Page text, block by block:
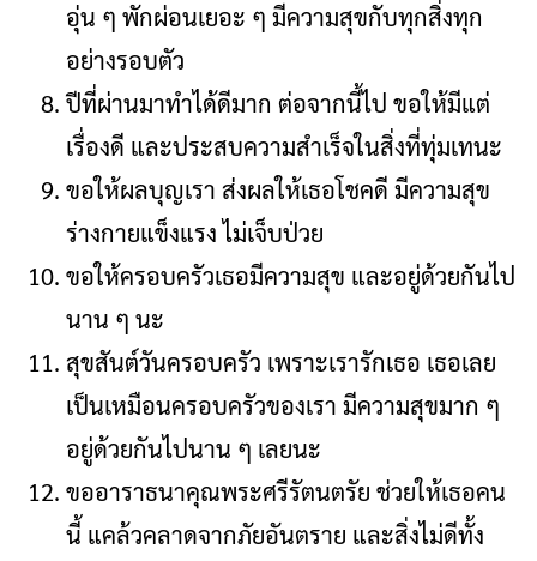
อุ่น ๆ พักผ่อนเยอะ ๆ มีความสุขกับทุกสิ่งทุก
อย่างรอบตัว
ปีที่ผ่านมาทำได้ดีมาก ต่อจากนี้ไป ขอให้มีแต่
เรื่องดี และประสบความสำเร็จในสิ่งที่ทุ่มเทนะ
ขอให้ผลบุญเรา ส่งผลให้เธอโชคดี มีความสุข
ร่างกายแข็งแรง ไม่เจ็บป่วย
ขอให้ครอบครัวเธอมีความสุข และอยู่ด้วยกันไป
นาน ๆ นะ
สุขสันต์วันครอบครัว เพราะเรารักเธอ เธอเลย
เป็นเหมือนครอบครัวของเรา มีความสุขมาก ๆ
อยู่ด้วยกันไปนาน ๆ เลยนะ
ขออาราธนาคุณพระศรีรัตนตรัย ช่วยให้เธอคน
นี้ แคล้วคลาดจากภัยอันตราย และสิ่งไม่ดีทั้ง